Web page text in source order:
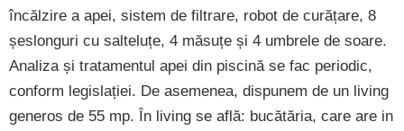
încălzire a apei, sistem de filtrare, robot de curățare, 8
șeslonguri cu salteluțe, 4 măsuțe și 4 umbrele de soare.
Analiza și tratamentul apei din piscină se fac periodic,
conform legislației. De asemenea, dispunem de un living
generos de 55 mp. În living se află: bucătăria, care are in